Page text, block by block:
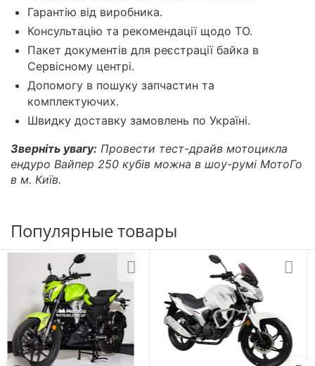
Гарантію від виробника.
Консультацію та рекомендації щодо ТО.
Пакет документів для реєстрації байка в
Сервісному центрі.
Допомогу в пошуку запчастин та
комплектуючих.
Швидку доставку замовлень по Україні.
Зверніть увагу: Провести тест-драйв мотоцикла
ендуро Вайпер 250 кубів можна в шоу-румі МотоГо
в м. Київ.
Популярные товары
Мотоцикл
TRAIL 250
В наявності
Ціна 74 360грн